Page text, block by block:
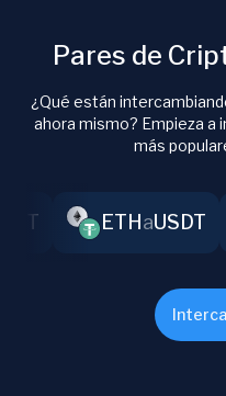
Pares de
¿Qué están
ahora mismo? Empieza a
más
ETHaUSDT